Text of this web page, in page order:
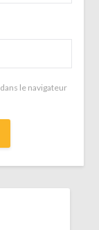
le navigateur